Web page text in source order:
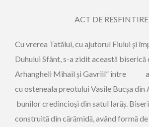
ACT DE RESFINTIRE
Cu vrerea Tatălui, cu ajutorul Fiului şi
Duhului Sfânt, s-a zidit această biserică
Arhangheli Mihail și Gavriil” între
cu osteneala preotului Vasile Bucșa din
bunilor credincioşi din satul Iarăș.
construită din cărămidă, având formă